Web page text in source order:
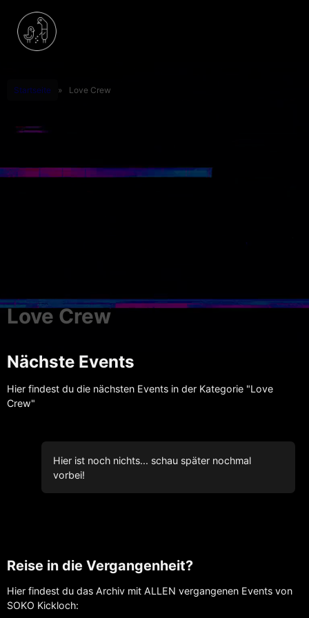
Startseite » Love Crew
Love Crew
Nächste Events
Hier findest du die nächsten Events in der Kategorie "Love
Crew"
Hier ist noch nichts... schau später nochmal
vorbei!
Reise in die Vergangenheit?
Hier findest du das Archiv mit ALLEN vergangenen Events von
SOKO Kickloch: